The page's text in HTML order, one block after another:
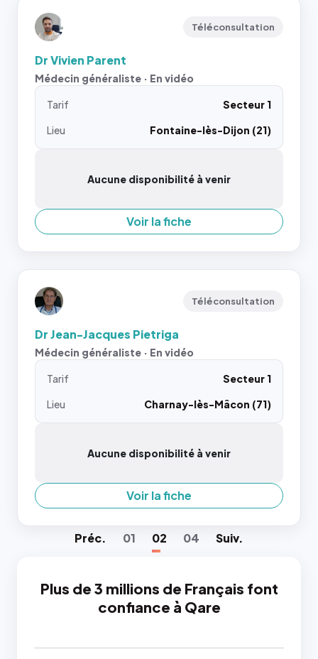
Téléconsultation
Dr Vivien Parent
Médecin généraliste · En vidéo
Tarif
Secteur 1
Lieu
Fontaine-lès-Dijon (21)
Aucune disponibilité à venir
Voir la fiche
Téléconsultation
Dr Jean-Jacques Pietriga
Médecin généraliste · En vidéo
Tarif
Secteur 1
Lieu
Charnay-lès-Mâcon (71)
Aucune disponibilité à venir
Voir la fiche
Préc. 01 02 04 Suiv.
Plus de 3 millions de Français font
confiance à Qare